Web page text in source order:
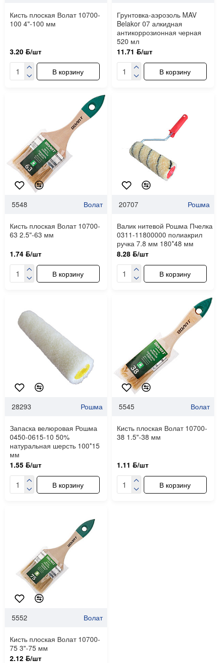
Кисть плоская Волат 10700-
100 4"-100 мм
3.20 ƃ/шт
В корзину
Грунтовка-аэрозоль MAV
Belakor 07 алкидная
антикоррозионная черная
520 мл
11.71 ƃ/шт
В корзину
5548 Волат
Кисть плоская Волат 10700-
63 2.5"-63 мм
1.74 ƃ/шт
В корзину
20707 Рошма
Валик нитевой Рошма Пчелка
0311-11800000 полиакрил
ручка 7.8 мм 180*48 мм
8.28 ƃ/шт
В корзину
28293 Рошма
Запаска велюровая Рошма
0450-0615-10 50%
натуральная шерсть 100*15
мм
1.55 ƃ/шт
В корзину
5545 Волат
Кисть плоская Волат 10700-
38 1.5"-38 мм
1.11 ƃ/шт
В корзину
5552 Волат
Кисть плоская Волат 10700-
75 3"-75 мм
2.12 ƃ/шт